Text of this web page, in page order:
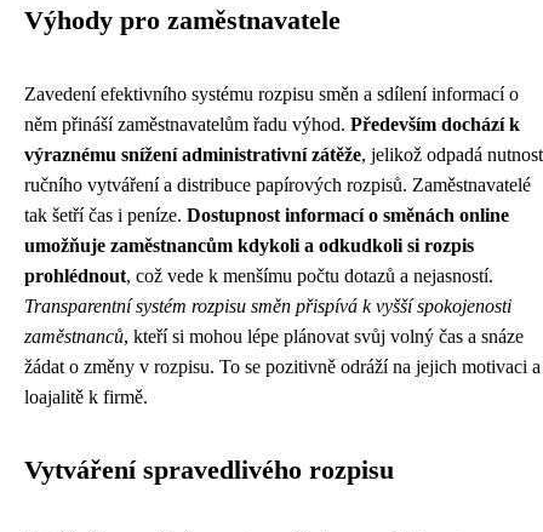
Výhody pro zaměstnavatele
Zavedení efektivního systému rozpisu směn a sdílení informací o
něm přináší zaměstnavatelům řadu výhod. Především dochází k
výraznému snížení administrativní zátěže, jelikož odpadá nutnost
ručního vytváření a distribuce papírových rozpisů. Zaměstnavatelé
tak šetří čas i peníze. Dostupnost informací o směnách online
umožňuje zaměstnancům kdykoli a odkudkoli si rozpis
prohlédnout, což vede k menšímu počtu dotazů a nejasností.
Transparentní systém rozpisu směn přispívá k vyšší spokojenosti
zaměstnanců, kteří si mohou lépe plánovat svůj volný čas a snáze
žádat o změny v rozpisu. To se pozitivně odráží na jejich motivaci a
loajalitě k firmě.
Vytváření spravedlivého rozpisu